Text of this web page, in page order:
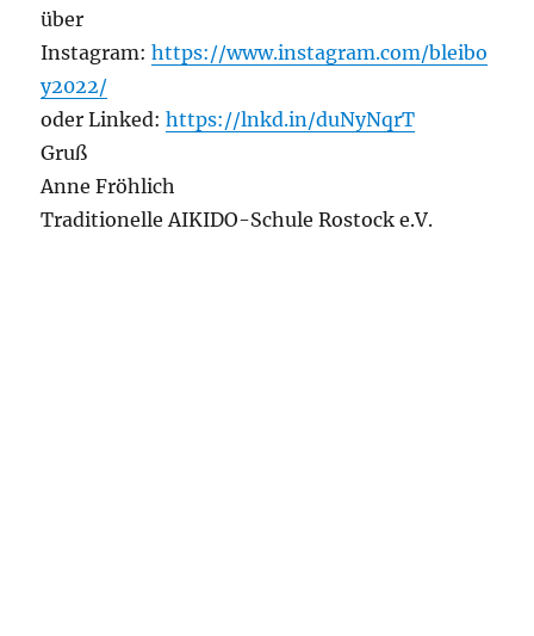
über
Instagram:https://www.instagram.com/bleibo
y2022/
oder Linked:https://lnkd.in/duNyNqrT
Gruß
Anne Fröhlich
Traditionelle AIKIDO-Schule Rostock e.V.